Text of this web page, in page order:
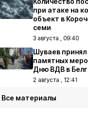
при атаке на
объект в
семи
3 августа , 09:40
Шуваев принял
памятных
Дню ВДВ в
2 августа , 12:41
Все материалы